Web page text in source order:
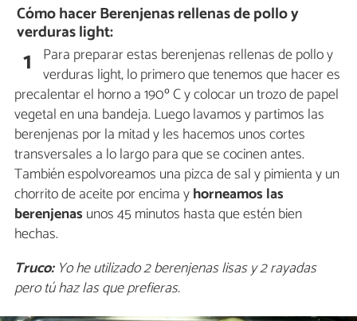
Cómo hacer Berenjenas rellenas de pollo y
verduras light:
1 Para preparar estas berenjenas rellenas de pollo y
verduras light, lo primero que tenemos que hacer es
precalentar el horno a 190º C y colocar un trozo de papel
vegetal en una bandeja. Luego lavamos y partimos las
berenjenas por la mitad y les hacemos unos cortes
transversales a lo largo para que se cocinen antes.
También espolvoreamos una pizca de sal y pimienta y un
chorrito de aceite por encima yhorneamos las
berenjenas unos 45 minutos hasta que estén bien
hechas.
Truco:Yo he utilizado 2 berenjenas lisas y 2 rayadas
pero tú haz las que prefieras.